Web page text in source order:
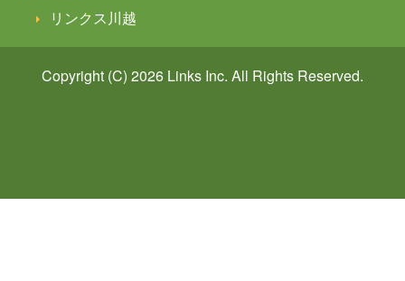
リンクス川越
Copyright (C) 2026 Links Inc. All Rights Reserved.